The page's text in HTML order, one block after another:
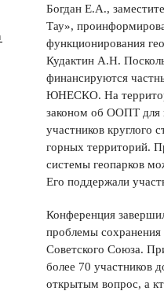
Богдан Е.А.,
Тау»,
функционирования
Кудактин А.Н.
финансируются
ЮНЕСКО. На
законом об ООПТ для
участников круглого
горных территорий.
системы геопарков
Его поддержали
Конференция
проблемы сохранения
Советского Союза.
более 70 участников
открытым вопрос, а